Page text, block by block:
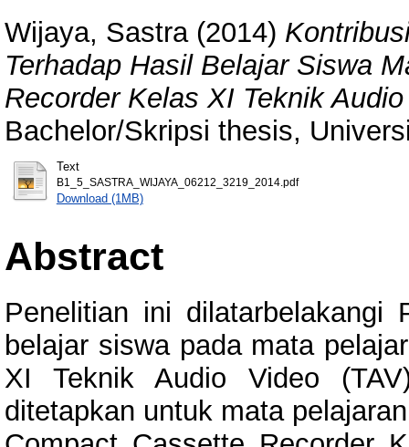
Wijaya, Sastra(2014)
Terhadap Hasil Belajar Siswa
Recorder Kelas XI Teknik
Bachelor/Skripsi thesis,
Text
B1_5_SASTRA_WIJAYA_06212_3219_2014.pdf
Download (1MB)
Abstract
Penelitian ini dilatarbelakangi
belajar siswa pada mata
XI Teknik Audio Video
ditetapkan untuk mata pelajaran